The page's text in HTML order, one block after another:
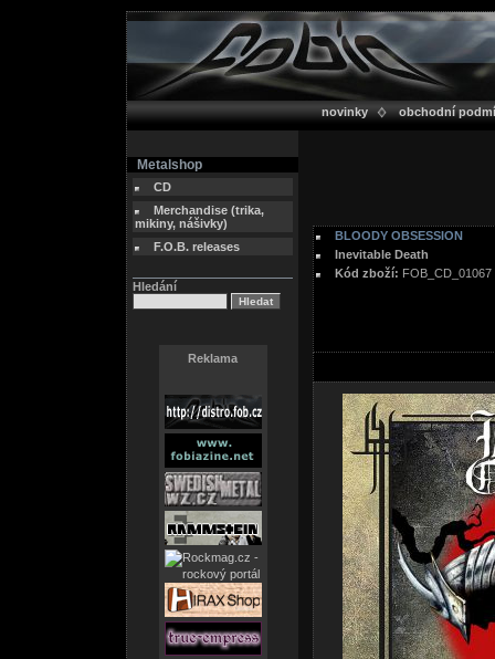
novinky obchodní
Metalshop
CD
Merchandise (trika,
mikiny, nášivky)
F.O.B. releases
Hledání
Reklama
BLOODY OBSESSION
Inevitable Death
Kód zboží: FOB_CD_01067